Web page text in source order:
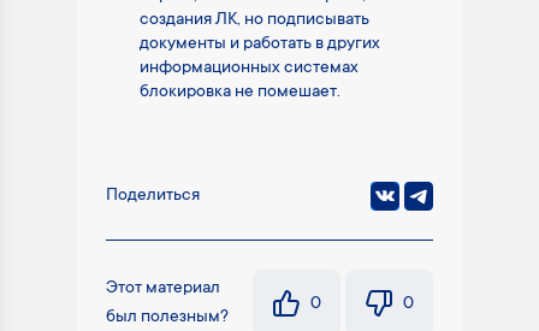
создания ЛК, но подписывать
документы и работать в других
информационных системах
блокировка не помешает.
Поделиться
Этот материал
был полезным?
0 0